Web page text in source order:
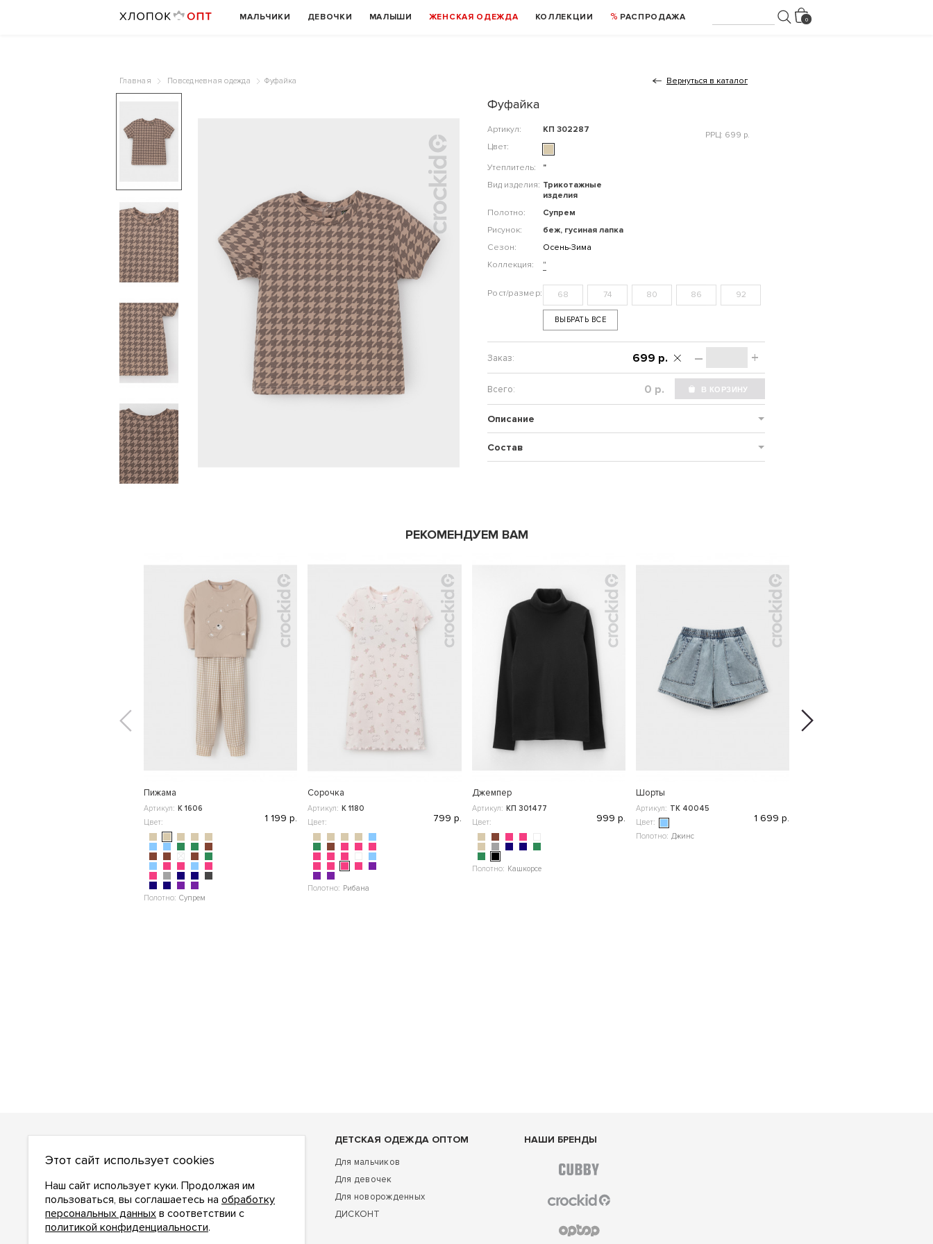
МАЛЬЧИКИ ДЕВОЧКИ МАЛЫШИ ЖЕНСКАЯ ОДЕЖДА КОЛЛЕКЦИИ РАСПРОДАЖА
Главная Повседневная одежда Фуфайка Вернуться в каталог
Фуфайка
Артикул:
КП 302287
Цвет:
Утеплитель:
"
Вид изделия: Трикотажные
изделия
Полотно:
Супрем
Рисунок:
беж, гусиная лапка
Сезон:
Осень-Зима
Коллекция:
"
РРЦ: 699 р.
68 74 80 86 92
ВЫБРАТЬ ВСЕ
– +
699 р.
р.
Описание
Состав
РЕКОМЕНДУЕМ ВАМ
Пижама
Артикул: К 1606
Цвет:
Полотно: Супрем
1 199 р.
Сорочка
Артикул: К 1180
Цвет:
Полотно: Рибана
799 р.
Джемпер
Артикул: КП 301477
Цвет:
Полотно: Кашкорсе
999 р.
Шорты
Артикул: ТК 40045
Цвет:
Полотно: Джинс
1 699 р.
О НАС
О компании
Как сделать заказ
Условия работы
Доставка и оплата
Возврат
ДЕТСКАЯ ОДЕЖДА ОПТОМ
Для мальчиков
Для девочек
Для новорожденных
ДИСКОНТ
НАШИ БРЕНДЫ
Этот сайт использует cookies
Наш сайт использует куки. Продолжая им
пользоваться, вы соглашаетесь на обработку
персональных данных в соответствии с
политикой конфиденциальности.